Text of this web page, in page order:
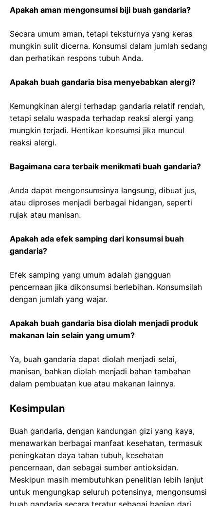
Apakah aman mengonsumsi biji buah gandaria?
Secara umum aman, tetapi teksturnya yang keras
mungkin sulit dicerna. Konsumsi dalam jumlah sedang
dan perhatikan respons tubuh Anda.
Apakah buah gandaria bisa menyebabkan alergi?
Kemungkinan alergi terhadap gandaria relatif rendah,
tetapi selalu waspada terhadap reaksi alergi yang
mungkin terjadi. Hentikan konsumsi jika muncul
reaksi alergi.
Bagaimana cara terbaik menikmati buah gandaria?
Anda dapat mengonsumsinya langsung, dibuat jus,
atau diproses menjadi berbagai hidangan, seperti
rujak atau manisan.
Apakah ada efek samping dari konsumsi buah
gandaria?
Efek samping yang umum adalah gangguan
pencernaan jika dikonsumsi berlebihan. Konsumsilah
dengan jumlah yang wajar.
Apakah buah gandaria bisa diolah menjadi produk
makanan lain selain yang umum?
Ya, buah gandaria dapat diolah menjadi selai,
manisan, bahkan diolah menjadi bahan tambahan
dalam pembuatan kue atau makanan lainnya.
Kesimpulan
Buah gandaria, dengan kandungan gizi yang kaya,
menawarkan berbagai manfaat kesehatan, termasuk
peningkatan daya tahan tubuh, kesehatan
pencernaan, dan sebagai sumber antioksidan.
Meskipun masih membutuhkan penelitian lebih lanjut
untuk mengungkap seluruh potensinya, mengonsumsi
buah gandaria secara teratur sebagai bagian dari